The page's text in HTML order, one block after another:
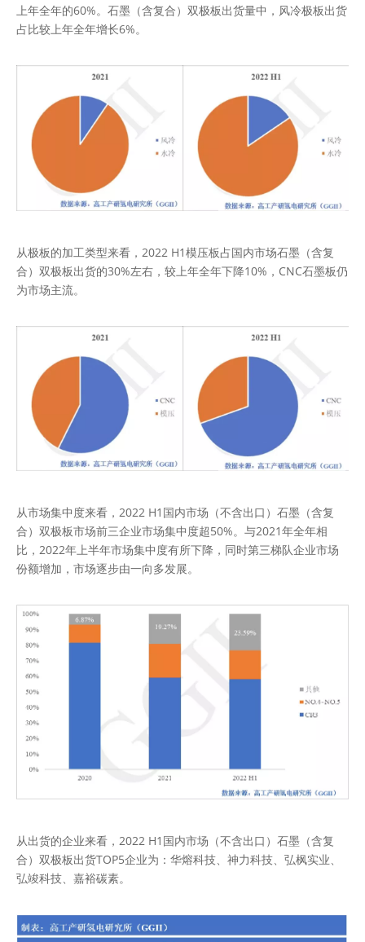
上年全年的60%。石墨（含复合）双极板出货量中，风冷极板出货
占比较上年全年增长6%。
从极板的加工类型来看，2022 H1模压板占国内市场石墨（含复
合）双极板出货的30%左右，较上年全年下降10%，CNC石墨板仍
为市场主流。
从市场集中度来看，2022 H1国内市场（不含出口）石墨（含复
合）双极板市场前三企业市场集中度超50%。与2021年全年相
比，2022年上半年市场集中度有所下降，同时第三梯队企业市场
份额增加，市场逐步由一向多发展。
从出货的企业来看，2022 H1国内市场（不含出口）石墨（含复
合）双极板出货TOP5企业为：华熔科技、神力科技、弘枫实业、
弘竣科技、嘉裕碳素。